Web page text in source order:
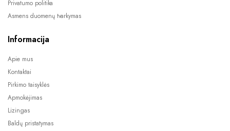
Privatumo politika
Asmens duomenų tvarkymas
Informacija
Apie mus
Kontaktai
Pirkimo taisyklės
Apmokėjimas
Lizingas
Baldų pristatymas